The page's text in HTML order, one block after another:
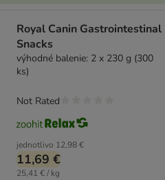
Royal Canin Gastrointestinal
Snacks
výhodné balenie: 2 x 230 g (300
ks)
jednotlivo 12,98 €
11,69 €
25,41 € / kg
Not Rated